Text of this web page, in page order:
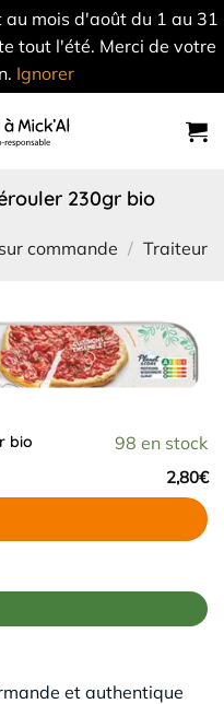
mois d'août du 1 au 31
tout l'été. Merci de votre
Ignorer
230gr bio
commande / Traiteur
98 en stock
bio
2,80€
et authentique